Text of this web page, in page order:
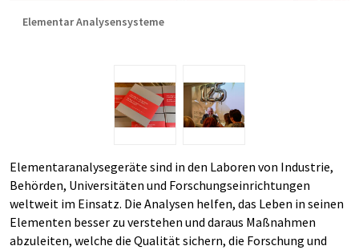
Elementar Analysensysteme
Elementaranalysegeräte sind in den Laboren von Industrie,
Behörden, Universitäten und Forschungseinrichtungen
weltweit im Einsatz. Die Analysen helfen, das Leben in seinen
Elementen besser zu verstehen und daraus Maßnahmen
abzuleiten, welche die Qualität sichern, die Forschung und